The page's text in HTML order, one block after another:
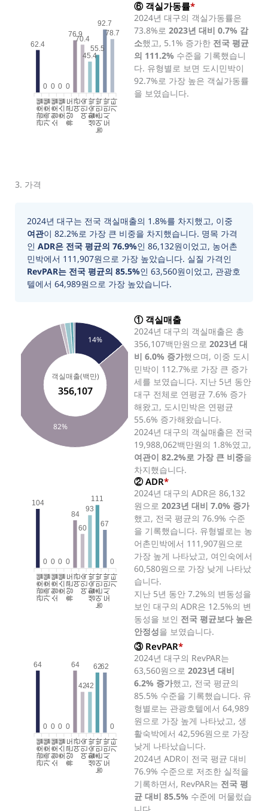
62.4
0 0 0 0
76.9
70.4
45.4
55.5
92.7
78.7
관광호텔가족호텔소형호텔호스텔휴양콘도여관여인숙생활숙박농어촌민박도시민박기타
⑥ 객실가동률*
2024년 대구의 객실가동률은
73.8%로 2023년 대비 0.7% 감
소했고, 5.1% 증가한 전국 평균
의 111.2% 수준을 기록했습니
다. 유형별로 보면 도시민박이
92.7%로 가장 높은 객실가동률
을 보였습니다.
3. 가격
2024년 대구는 전국 객실매출의 1.8%를 차지했고, 이중
여관이 82.2%로 가장 큰 비중을 차지했습니다. 명목 가격
인 ADR은 전국 평균의 76.9%인 86,132원이었고, 농어촌
민박에서 111,907원으로 가장 높았습니다. 실질 가격인
RevPAR는 전국 평균의 85.5%인 63,560원이었고, 관광호
텔에서 64,989원으로 가장 높았습니다.
14%
82%
객실매출(백만)
356,107
① 객실매출
2024년 대구의 객실매출은 총
356,107백만원으로 2023년 대
비 6.0% 증가했으며, 이중 도시
민박이 112.7%로 가장 큰 증가
세를 보였습니다. 지난 5년 동안
대구 전체로 연평균 7.6% 증가
해왔고, 도시민박은 연평균
55.6% 증가해왔습니다.
2024년 대구의 객실매출은 전국
19,988,062백만원의 1.8%였고,
여관이 82.2%로 가장 큰 비중을
차지했습니다.
104
0 0 0 0
84
60
93
111
67
0
관광호텔가족호텔소형호텔호스텔휴양콘도여관여인숙생활숙박농어촌민박도시민박기타
② ADR*
2024년 대구의 ADR은 86,132
원으로 2023년 대비 7.0% 증가
했고, 전국 평균의 76.9% 수준
을 기록했습니다. 유형별로는 농
어촌민박에서 111,907원으로
가장 높게 나타났고, 여인숙에서
60,580원으로 가장 낮게 나타났
습니다.
지난 5년 동안 7.2%의 변동성을
보인 대구의 ADR은 12.5%의 변
동성을 보인 전국 평균보다 높은
안정성을 보였습니다.
64
0 0 0 0
64
4242
6262
0
관광호텔가족호텔소형호텔호스텔휴양콘도여관여인숙생활숙박농어촌민박도시민박기타
③ RevPAR*
2024년 대구의 RevPAR는
63,560원으로 2023년 대비
6.2% 증가했고, 전국 평균의
85.5% 수준을 기록했습니다. 유
형별로는 관광호텔에서 64,989
원으로 가장 높게 나타났고, 생
활숙박에서 42,596원으로 가장
낮게 나타났습니다.
2024년 ADR이 전국 평균 대비
76.9% 수준으로 저조한 실적을
기록하면서, RevPAR는 전국 평
균 대비 85.5% 수준에 머물렀습